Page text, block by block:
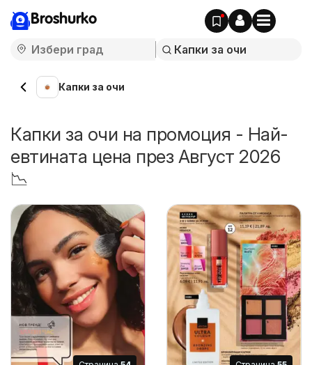
Broshurko
Капки за очи
Капки за очи на промоция - Най-
евтината цена през Август 2026
📉